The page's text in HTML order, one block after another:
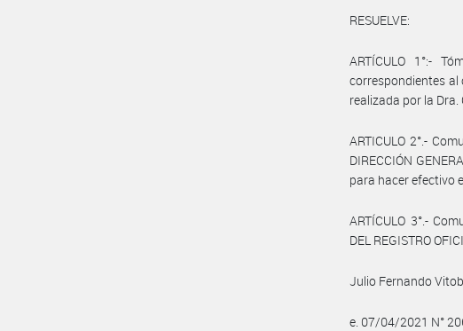
RESUELVE:
ARTÍCULO 1°:-
correspondientes al
realizada por la
ARTICULO 2°.-
DIRECCIÓN
para hacer efectivo
ARTÍCULO 3°.-
DEL REGISTRO
Julio Fernando
e. 07/04/2021 N°